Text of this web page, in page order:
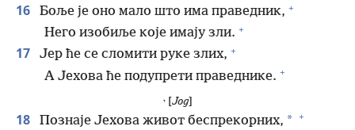
16 Боље је оно мало што има праведник, +
Него изобиље које имају зли. +
17 Јер ће се сломити руке злих, +
А Јехова ће подупрети праведнике. +
י [Јод]
18 Познаје Јехова живот беспрекорних, * +